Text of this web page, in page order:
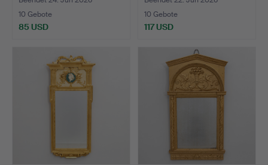
10 Gebote
85 USD
10 Gebote
117 USD